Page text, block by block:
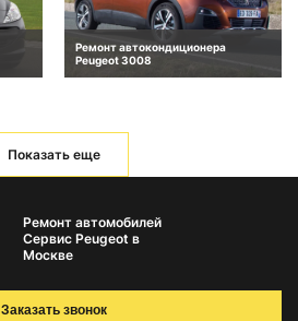
Ремонт автокондиционера
Peugeot 3008
Показать еще
Ремонт автомобилей
Сервис Peugeot в
Москве
Заказать звонок